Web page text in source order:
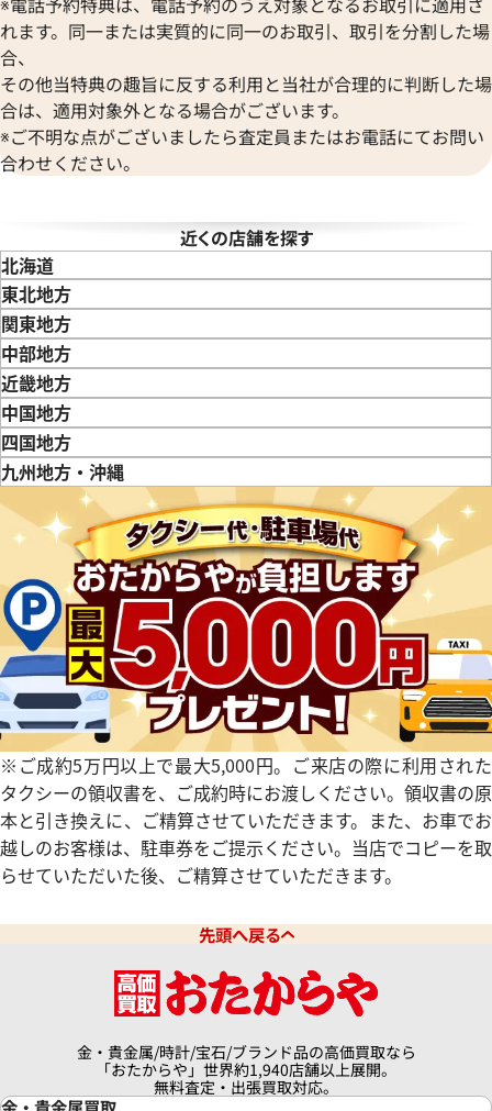
ィデンツァ L2.175.0 SS
格
28日時点の参考買取価格で
参考買取価格
52,200円
※2022年5月9日時点の参考買
ュレーター GP
28日時点の参考買取価格で
ロンジン コンクエスト ヘリ
L1.611.4.75.4
参考買取価格
価格はお問い合わせください
電話で聞く
ヴェンペ
れます。同一または実質的に同一のお取引、取引を分割した場
合、
その他当特典の趣旨に反する利用と当社が合理的に判断した場
合は、適用対象外となる場合がございます。
※ご不明な点がございましたら査定員またはお電話にてお問い
合わせください。
近くの店舗を探す
北海道
東北地方
青森県岩手県
関東地方
東京都神奈川県
中部地方
新潟県富山県
近畿地方
三重県滋賀県
中国地方
鳥取県島根県
四国地方
徳島県香川県愛媛県
九州地方・沖縄
福岡県
佐賀県 長崎県 熊本県大分県宮崎県鹿児島県
※ご成約5万円以上で最大5,000円。ご来店の際に利用された
タクシーの領収書を、ご成約時にお渡しください。領収書の原
本と引き換えに、ご精算させていただきます。また、お車でお
越しのお客様は、駐車券をご提示ください。当店でコピーを取
らせていただいた後、ご精算させていただきます。
先頭へ戻る
金・貴金属/時計/宝石/ブランド品の高価買取なら
「おたからや」世界約1,940店舗以上展開。
無料査定・出張買取対応。